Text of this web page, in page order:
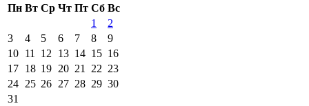
Пн Вт Ср Чт Пт Сб Вс
1
2
3
4 5 6 7 8
9
10 11 12 13 14 15 16
17 18 19 20 21 22 23
24 25 26 27 28 29 30
31